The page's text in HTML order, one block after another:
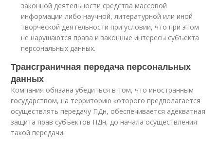
законной деятельности средства массовой
информации либо научной, литературной или иной
творческой деятельности при условии, что при этом
не нарушаются права и законные интересы субъекта
персональных данных.
Трансграничная передача персональных
данных
Компания обязана убедиться в том, что иностранным
государством, на территорию которого предполагается
осуществлять передачу ПДн, обеспечивается адекватная
защита прав субъектов ПДн, до начала осуществления
такой передачи.